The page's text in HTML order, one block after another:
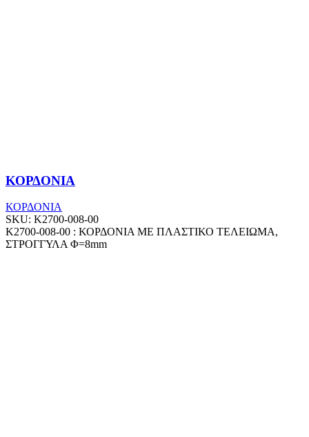
ΚΟΡΔΟΝΙΑ
ΚΟΡΔΟΝΙΑ
SKU: K2700-008-00
K2700-008-00 : ΚΟΡΔΟΝΙΑ ΜΕ ΠΛΑΣΤΙΚΟ ΤΕΛΕΙΩΜΑ,
ΣΤΡΟΓΓΥΛΑ Φ=8mm